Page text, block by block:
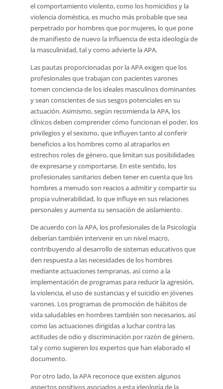
el comportamiento violento, como los homicidios y la
violencia doméstica, es mucho más probable que sea
perpetrado por hombres que por mujeres, lo que pone
de manifiesto de nuevo la influencia de esta ideología de
la masculinidad, tal y como advierte la APA.
Las pautas proporcionadas por la APA exigen que los
profesionales que trabajan con pacientes varones
tomen conciencia de los ideales masculinos dominantes
y sean conscientes de sus sesgos potenciales en su
actuación. Asimismo, según recomienda la APA, los
clínicos deben comprender cómo funcionan el poder, los
privilegios y el sexismo, que influyen tanto al conferir
beneficios a los hombres como al atraparlos en
estrechos roles de género, que limitan sus posibilidades
de expresarse y comportarse. En este sentido, los
profesionales sanitarios deben tener en cuenta que los
hombres a menudo son reacios a admitir y compartir su
propia vulnerabilidad, lo que influye en sus relaciones
personales y aumenta su sensación de aislamiento.
De acuerdo con la APA, los profesionales de la Psicología
deberían también intervenir en un nivel macro,
contribuyendo al desarrollo de sistemas educativos que
den respuesta a las necesidades de los hombres
mediante actuaciones tempranas, así como a la
implementación de programas para reducir la agresión,
la violencia, el uso de sustancias y el suicidio en jóvenes
varones. Los programas de promoción de hábitos de
vida saludables en hombres también son necesarios, así
como las actuaciones dirigidas a luchar contra las
actitudes de odio y discriminación por razón de género,
tal y como sugieren los expertos que han elaborado el
documento.
Por otro lado, la APA reconoce que existen algunos
aspectos positivos asociados a esta ideología de la